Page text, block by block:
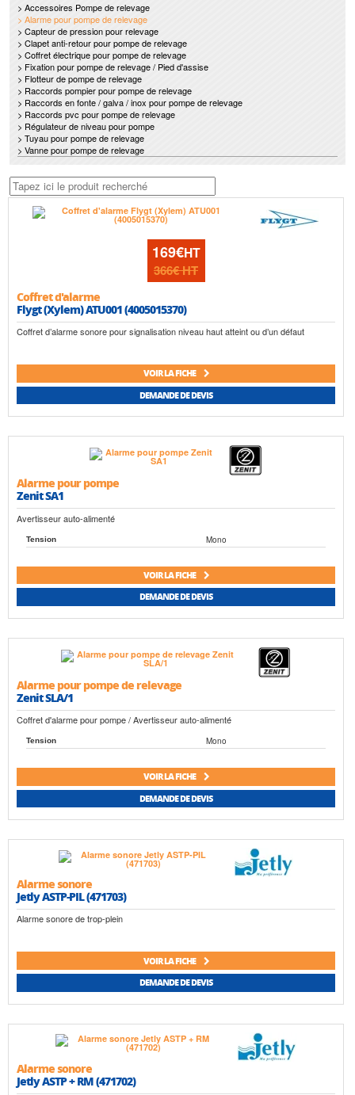
> Accessoires Pompe de relevage
> Alarme pour pompe de relevage
> Capteur de pression pour relevage
> Clapet anti-retour pour pompe de relevage
> Coffret électrique pour pompe de relevage
> Fixation pour pompe de relevage / Pied d'assise
> Flotteur de pompe de relevage
> Raccords pompier pour pompe de relevage
> Raccords en fonte / galva / inox pour pompe de relevage
> Raccords pvc pour pompe de relevage
> Régulateur de niveau pour pompe
> Tuyau pour pompe de relevage
> Vanne pour pompe de relevage
169€HT
366€HT
Coffret d'alarme
Flygt (Xylem) ATU001 (4005015370)
Coffret d’alarme sonore pour signalisation niveau haut atteint ou d’un défaut
VOIR LA FICHE
DEMANDE DE DEVIS
Alarme pour pompe
Zenit SA1
Avertisseur auto-alimenté
Tension Mono
VOIR LA FICHE
DEMANDE DE DEVIS
Alarme pour pompe de relevage
Zenit SLA/1
Coffret d'alarme pour pompe / Avertisseur auto-alimenté
Tension Mono
VOIR LA FICHE
DEMANDE DE DEVIS
Alarme sonore
Jetly ASTP-PIL (471703)
Alarme sonore de trop-plein
VOIR LA FICHE
DEMANDE DE DEVIS
Alarme sonore
Jetly ASTP + RM (471702)